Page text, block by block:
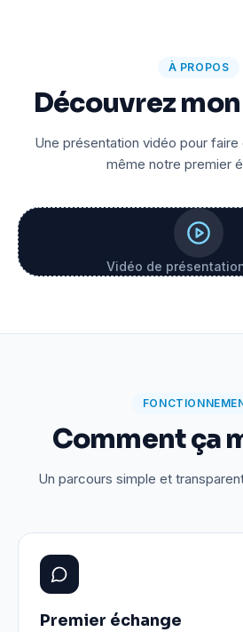
À PROPOS
Découvrez
Une présentation vidéo pour
même notre premier
Vidéo de
Comment ça
Un parcours simple et
Premier échange